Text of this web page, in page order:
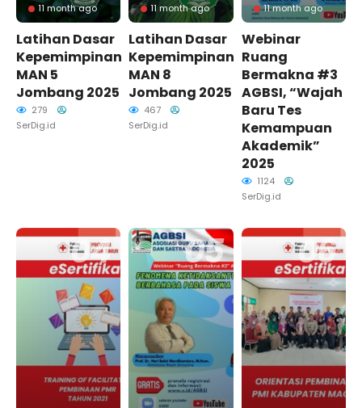
11 month ago
Latihan Dasar
Kepemimpinan
MAN 5
Jombang 2025
279
SerDig.id
11 month ago
Latihan Dasar
Kepemimpinan
MAN 8
Jombang 2025
467
SerDig.id
11 month ago
Webinar
Ruang
Bermakna #3
AGBSI, “Wajah
Baru Tes
Kemampuan
Akademik”
2025
1124
SerDig.id